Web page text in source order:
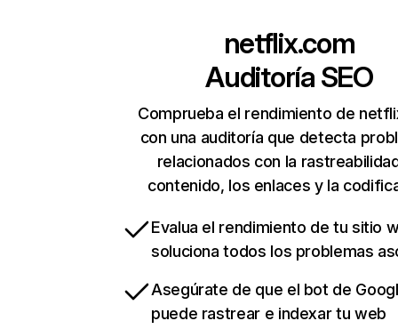
netflix.com
Auditoría SEO
Comprueba el rendimiento de
con una auditoría que detecta
relacionados con la
contenido, los enlaces y la
Evalua el rendimiento de tu sitio
soluciona todos los problemas
Asegúrate de que el bot de
puede rastrear e indexar tu web